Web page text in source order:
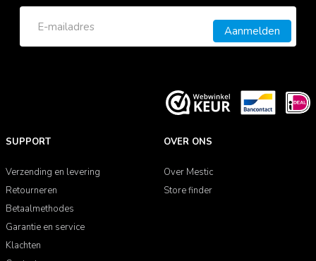
Aanmelden
SUPPORT
Verzending en levering
Retourneren
Betaalmethodes
Garantie en service
Klachten
OVER ONS
Over Mestic
Store finder